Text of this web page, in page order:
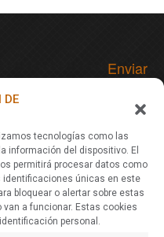
DE
tecnologías como las
información del dispositivo. El
permitirá procesar datos como
identificaciones únicas en este
bloquear o alertar sobre estas
a funcionar. Estas cookies
personal.
y ofertas de viajes vía
viajes especializada en
Diferentes itinerarios a